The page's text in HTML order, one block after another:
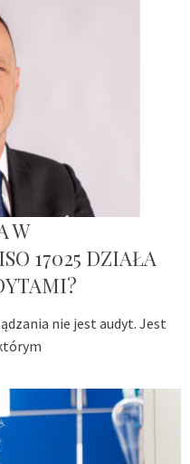
W
17025 DZIAŁA
nie jest audyt. Jest